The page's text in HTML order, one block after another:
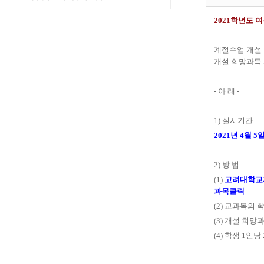
2021 학년도
계절수업 개
개설 희망과
- 아 래 -
1) 실시기간
2021 년 4월 5
2) 방 법
(1) 고려대학
과목클릭
(2) 교과목의
(3) 개설 희망
(4) 학생 1 인당